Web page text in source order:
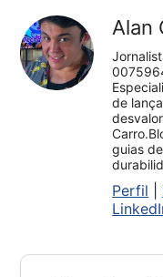
Alan
de
guias
Perfil